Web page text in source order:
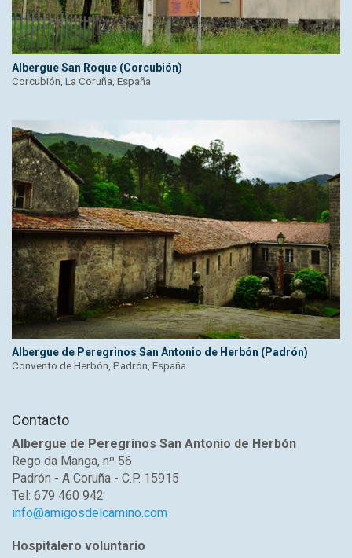
Albergue San Roque (Corcubión)
Corcubión, La Coruña, España
Albergue de Peregrinos San Antonio de Herbón (Padrón)
Convento de Herbón, Padrón, España
Contacto
Albergue de Peregrinos San Antonio de Herbón
Rego da Manga, nº 56
Padrón - A Coruña - C.P. 15915
Tel: 679 460 942
info@amigosdelcamino.com
Hospitalero voluntario